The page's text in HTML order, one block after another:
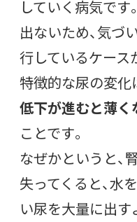
していく病気で
出ないため、気づ
行しているケース
特徴的な尿の変化
低下が進むと薄く
ことです。
なぜかというと、
失ってくると、水
い尿を大量に出す